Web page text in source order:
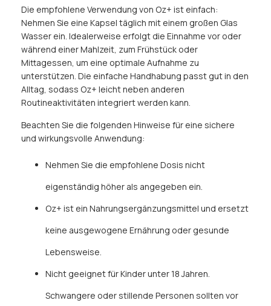
Die empfohlene Verwendung von Oz+ ist einfach:
Nehmen Sie eine Kapsel täglich mit einem großen Glas
Wasser ein. Idealerweise erfolgt die Einnahme vor oder
während einer Mahlzeit, zum Frühstück oder
Mittagessen, um eine optimale Aufnahme zu
unterstützen. Die einfache Handhabung passt gut in den
Alltag, sodass Oz+ leicht neben anderen
Routineaktivitäten integriert werden kann.
Beachten Sie die folgenden Hinweise für eine sichere
und wirkungsvolle Anwendung:
Nehmen Sie die empfohlene Dosis nicht
eigenständig höher als angegeben ein.
Oz+ ist ein Nahrungsergänzungsmittel und ersetzt
keine ausgewogene Ernährung oder gesunde
Lebensweise.
Nicht geeignet für Kinder unter 18 Jahren.
Schwangere oder stillende Personen sollten vor